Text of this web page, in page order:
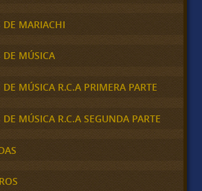
MARIACHI
MÚSICA
MÚSICA R.C.A PRIMERA PARTE
MÚSICA R.C.A SEGUNDA PARTE